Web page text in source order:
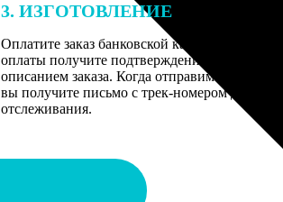
3. ИЗГОТОВЛЕНИЕ
Оплатите заказ банковской картой. После
оплаты получите подтверждение на email с
описанием заказа. Когда отправим заказ,
вы получите письмо с трек-номером для
отслеживания.